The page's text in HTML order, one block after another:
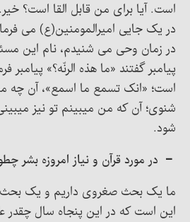
است. آیا برای من قابل القا است؟ خیر.
در یک جایی امیرالمومنین(ع) می
در زمان وحی می شنیدم، نام این
پیامبر گفتند «ما هذه الرنّه؟» پیامبر
است؛ «انک تسمع ما اسمع»، آن چه
شنوی؛ آن که من میبینم تو نیز
شود.
– در مورد قرآن و نیاز امروزه بشر
ما یک بحث صغروی داریم و یک
این است که در این پنجاه سال چقدر